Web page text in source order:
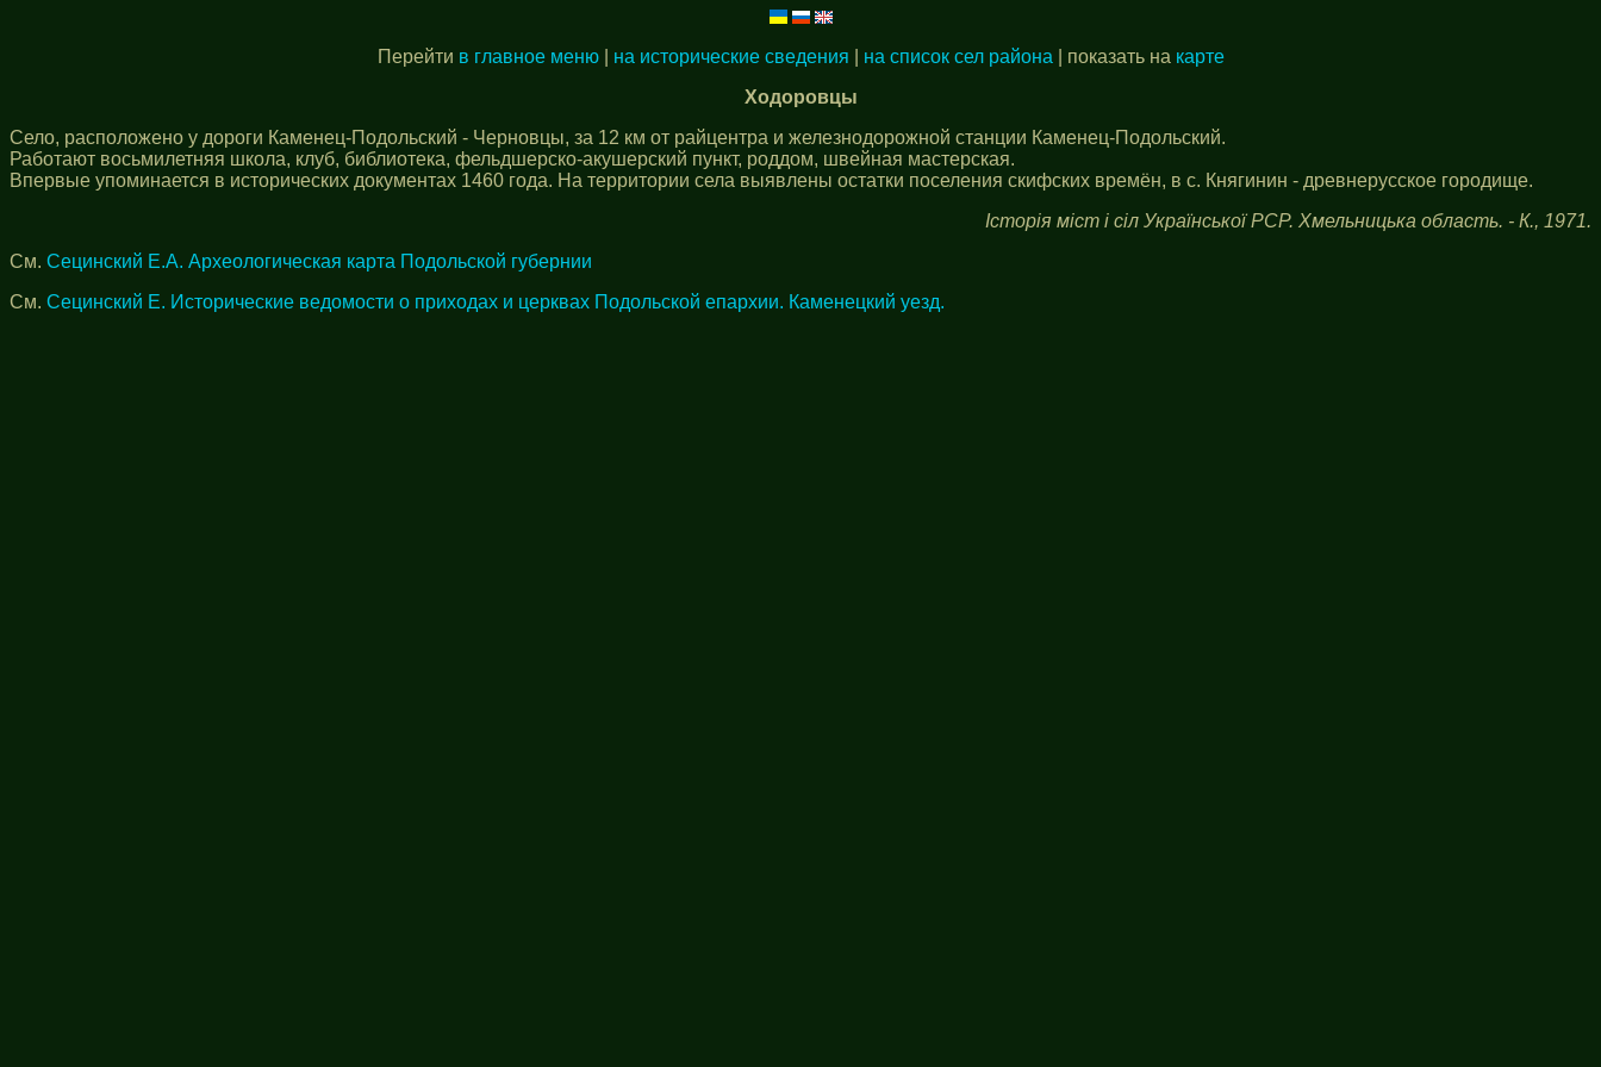
Перейти в главное меню| на исторические сведения на список сел района | показать на карте
Ходоровцы
Село, расположено у дороги Каменец-Подольский - Черновцы, за 12 км от райцентра и железнодорожной станции Каменец-Подольский.
Работают восьмилетняя школа, клуб, библиотека, фельдшерско-акушерский пункт, роддом, швейная мастерская.
Впервые упоминается в исторических документах 1460 года. На территории села выявлены остатки поселения скифских времён, в с. Княгинин - древнерусское городище.
Історія міст і сіл Української РСР. Хмельницька область. - К., 1971.
См. Сецинский Е.А. Археологическая карта Подольской губернии
См. Сецинский Е. Исторические ведомости о приходах и церквах Подольской епархии. Каменецкий уезд.